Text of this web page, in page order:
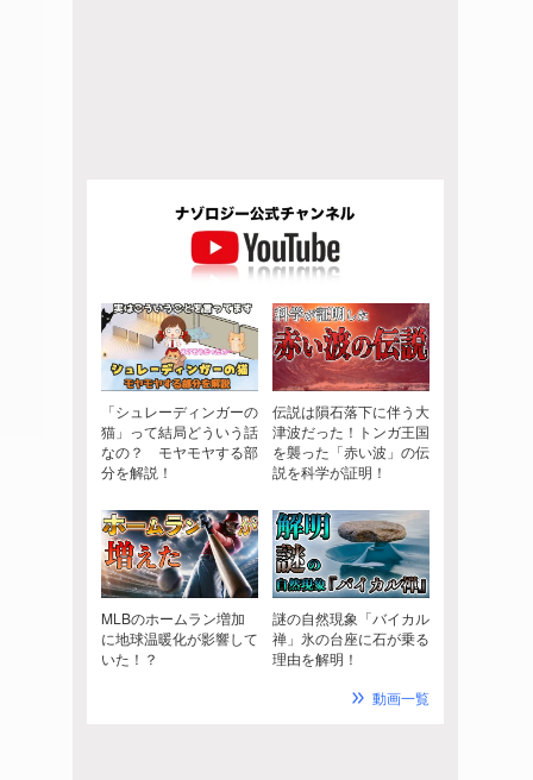
「シュレーディンガーの
猫」って結局どういう話
なの？ モヤモヤする部
分を解説！
伝説は隕石落下に伴う大
津波だった！トンガ王国
を襲った「赤い波」の伝
説を科学が証明！
MLBのホームラン増加
に地球温暖化が影響して
いた！？
謎の自然現象「バイカル
禅」氷の台座に石が乗る
理由を解明！
動画一覧